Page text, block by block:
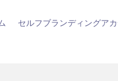
セルフブランディングア